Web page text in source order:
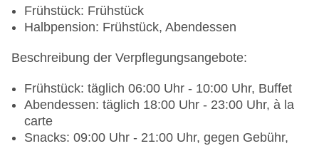
Frühstück: Frühstück
Halbpension: Frühstück, Abendessen
Beschreibung der Verpflegungsangebote:
Frühstück: täglich 06:00 Uhr - 10:00 Uhr, Buffet
Abendessen: täglich 18:00 Uhr - 23:00 Uhr, à la
carte
Snacks: 09:00 Uhr - 21:00 Uhr, gegen Gebühr,